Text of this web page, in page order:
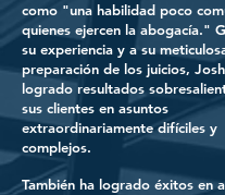
como "una habilidad poco
quienes ejercen la abogacía."
su experiencia y a su
preparación de los juicios,
logrado resultados
sus clientes en asuntos
extraordinariamente difíciles y
complejos.
También ha logrado éxitos en